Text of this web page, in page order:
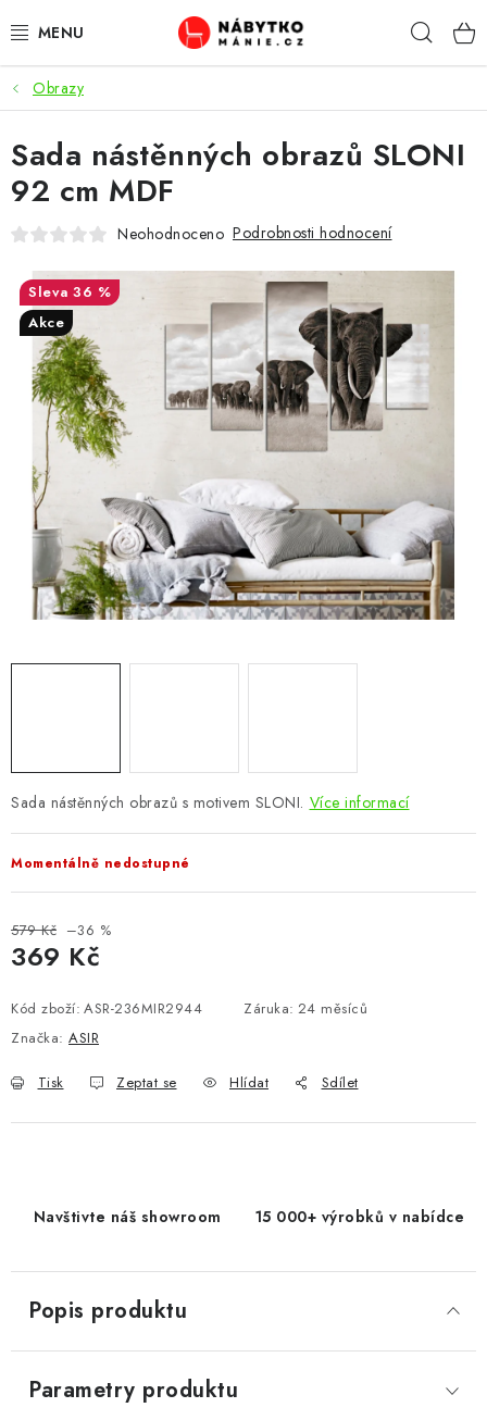
na
OBÝVACÍ POKOJ
KUCHYŇ A JÍDELNA
LOŽNICE
KANCELÁŘ / PRACOVNA
KOUPELNA A WC
PŘEDSÍŇ
CHOVATELSKÉ POTŘEBY
DOPLŇKY A DEKORACE
ZAHRADA
OSTATNÍ
VÝPRODEJ
Vše o nákupu Info
Reklamace a odstoupení od smlouvy
Kontakty
Bonusový program NBM+
Obrazy
Sada nástěnných obrazů s motivem SLONI. Více informací
Momentálně nedostupné
579 Kč –36 %
369 Kč
Kód zboží: ASR-236MIR2944 Záruka: 24 měsíců
Značka: ASIR
Tisk Zeptat se Hlídat Sdílet
Sada nástěnných obrazů SLONI
92 cm MDF
Neohodnoceno Podrobnosti hodnocení
36 %
Akce
Navštivte náš showroom 15 000+ výrobků v nabídce
Popis produktu
Parametry produktu